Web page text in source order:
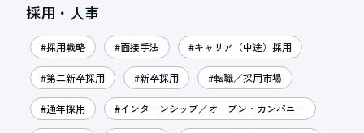
採用・人事
#採用戦略 #面接手法 #キャリア（中途）採用
#第二新卒採用 #新卒採用 #転職／採用市場
#通年採用 #インターンシップ／オープン・カンパニー